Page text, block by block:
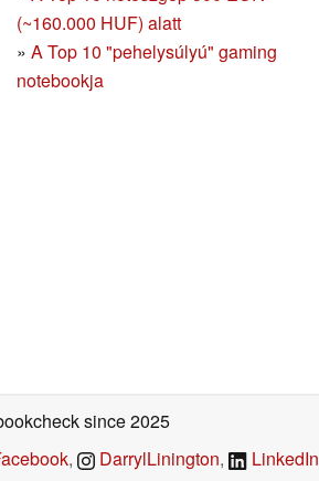
(~160.000 HUF) alatt
» A Top 10 "pehelysúlyú" gaming
notebookja
since 2025
, DarrylLinington, LinkedIn